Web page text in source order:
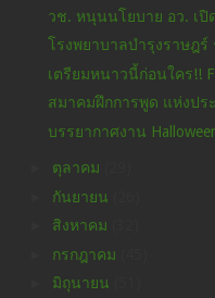
วช. หนุนนโยบาย อว. เปิ
โรงพยาบาลบำรุงราษฎร์
เตรียมหนาวนี้ก่อนใคร!!
สมาคมฝึกการพูด แห่งปร
บรรยากาศงาน
ตุลาคม
กันยายน
สิงหาคม
กรกฎาคม
มิถุนายน